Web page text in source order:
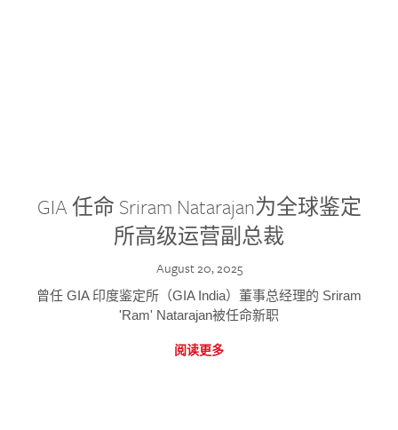
GIA 任命 Sriram Natarajan为全球鉴定
所高级运营副总裁
August 20, 2025
曾任 GIA 印度鉴定所（GIA India）董事总经理的 Sriram
'Ram' Natarajan被任命新职
阅读更多